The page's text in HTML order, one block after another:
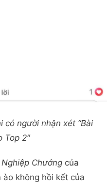
có người nhận xét “Bài
Top 2″
Chướng của
không hồi kết của